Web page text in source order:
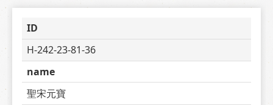
ID
H-242-23-81-36
name
聖宋元寶